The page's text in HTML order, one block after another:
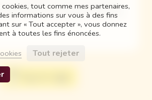
d'une petite fille née en 2011 et d'un petit garçon
région parisienne et je travaille dans le domaine de
tout comme mes partenaires,
informations sur vous à des fins
sur « Tout accepter », vous donnez
à toutes les fins énoncées.
Tout rejeter